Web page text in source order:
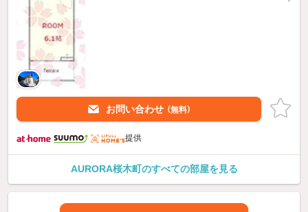
お問い合わせ （無料）
提供
AURORA桜木町のすべての部屋を見る